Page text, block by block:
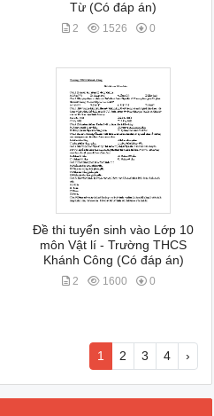
Từ (Có đáp án)
2 1526 0
Đề thi tuyển sinh vào Lớp 10
môn Vật lí - Trường THCS
Khánh Công (Có đáp án)
2 1600 0
1 2 3 4 ›